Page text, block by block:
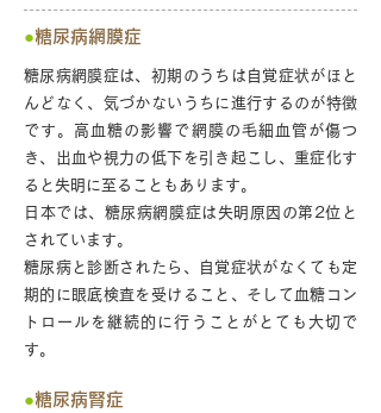
●糖尿病網膜症
糖尿病網膜症は、初期のうちは自覚症状がほと
んどなく、気づかないうちに進行するのが特徴
です。高血糖の影響で網膜の毛細血管が傷つ
き、出血や視力の低下を引き起こし、重症化す
ると失明に至ることもあります。
日本では、糖尿病網膜症は失明原因の第2位と
されています。
糖尿病と診断されたら、自覚症状がなくても定
期的に眼底検査を受けること、そして血糖コン
トロールを継続的に行うことがとても大切で
す。
●糖尿病腎症